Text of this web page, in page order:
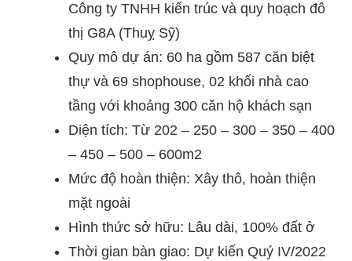
Công ty TNHH kiến trúc và quy hoạch đô
thị G8A (Thuỵ Sỹ)
Quy mô dự án: 60 ha gồm 587 căn biệt
thự và 69 shophouse, 02 khối nhà cao
tầng với khoảng 300 căn hộ khách sạn
Diện tích: Từ 202 – 250 – 300 – 350 – 400
– 450 – 500 – 600m2
Mức độ hoàn thiện: Xây thô, hoàn thiện
mặt ngoài
Hình thức sở hữu: Lâu dài, 100% đất ở
Thời gian bàn giao: Dự kiến Quý IV/2022